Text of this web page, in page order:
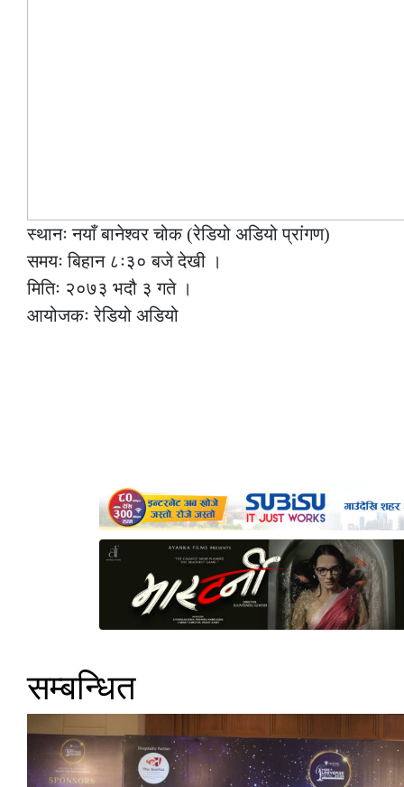
स्थानः नयाँ बानेश्वर चोक (रेडियो अडियो प्रांगण)
समयः बिहान ८ः३० बजे देखी ।
मितिः २०७३ भदौ ३ गते ।
आयोजकः रेडियो अडियो
सम्बन्धित